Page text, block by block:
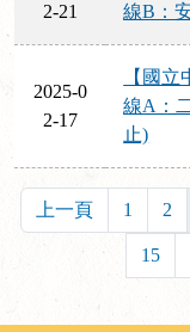
2-21
線B：
2025-0
2-17
【國
線A：
止)
上一頁 1 2
15